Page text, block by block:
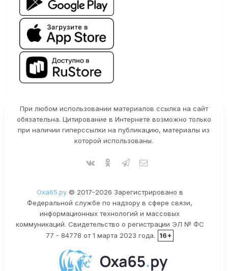
При любом использовании материалов ссылка на сайт
обязательна. Цитирование в Интернете возможно только
при наличии гиперссылки на публикацию, материалы из
которой использованы.
Оха65.ру© 2017-2026 Зарегистрировано в
Федеральной службе по надзору в сфере связи,
информационных технологий и массовых
коммуникаций. Свидетельство о регистрации ЭЛ № ФС
77 - 84778 от 1 марта 2023 года.
16+